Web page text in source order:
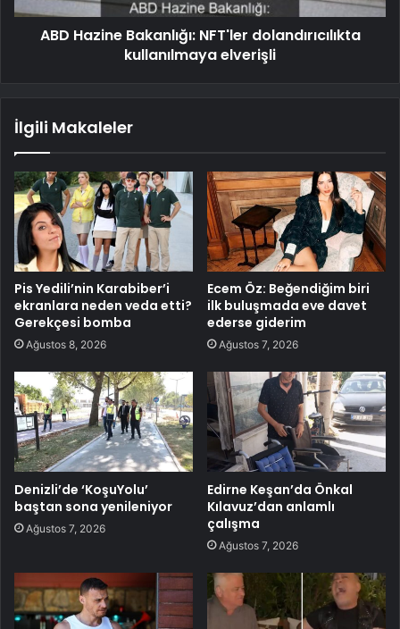
ABD Hazine Bakanlığı: NFT'ler dolandırıcılıkta
kullanılmaya elverişli
İlgili Makaleler
Pis Yedili’nin Karabiber’i
ekranlara neden veda etti?
Gerekçesi bomba
Ağustos 8, 2026
Ecem Öz: Beğendiğim biri
ilk buluşmada eve davet
ederse giderim
Ağustos 7, 2026
Denizli’de ‘KoşuYolu’
baştan sona yenileniyor
Ağustos 7, 2026
Edirne Keşan’da Önkal
Kılavuz’dan anlamlı
çalışma
Ağustos 7, 2026